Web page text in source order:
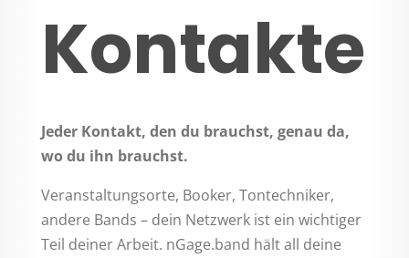
Kontakte
Jeder Kontakt, den du brauchst, genau da,
wo du ihn brauchst.
Veranstaltungsorte, Booker, Tontechniker,
andere Bands – dein Netzwerk ist ein wichtiger
Teil deiner Arbeit. nGage.band hält all deine